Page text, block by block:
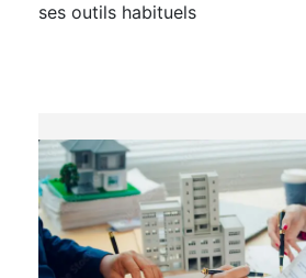
ses outils habituels